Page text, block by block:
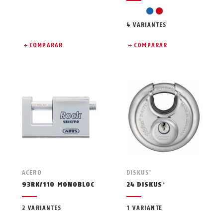
COMPARAR
azul
rojo
4 VARIANTES
COMPARAR
ACERO
93RK/110 MONOBLOC
2 VARIANTES
DISKUS ®
24 DISKUS ®
1 VARIANTE